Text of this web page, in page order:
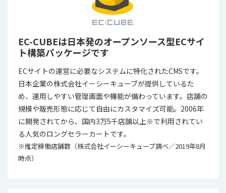
EC-CUBEは日本発のオープンソース型ECサイ
ト構築パッケージです
ECサイトの運営に必要なシステムに特化されたCMSです。
日本企業の株式会社イーシーキューブが提供しているた
め、運用しやすい管理画面や機能が備わっています。店舗の
規模や販売形態に応じて自由にカスタマイズ可能。2006年
に開発されてから、国内3万5千店舗以上※で利用されてい
る人気のロングセラーカートです。
※推定稼働店舗数（株式会社イーシーキューブ調べ／2019年8月
時点）